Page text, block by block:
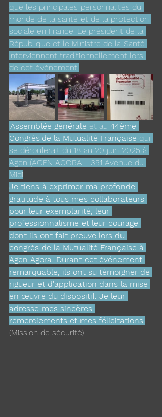
que les principales personnalités du
monde de la santé et de la protection
sociale en France. Le président de la
République et le Ministre de la Santé
interviennent traditionnellement lors
de cet événement.
'Assemblée générale et au 44ème
Congrès de la Mutualité Française qui
se déroulerait du 18 au 20 juin 2025 à
Agen (AGEN AGORA - 351 Avenue du
Midi
Je tiens à exprimer ma profonde
gratitude à tous mes collaborateurs
pour leur exemplarité, leur
professionnalisme et leur courage
dont ils ont fait preuve lors du
congrès de la Mutualité Française à
Agen Agora. Durant cet événement
remarquable, ils ont su témoigner de
rigueur et d'application dans la mise
en œuvre du dispositif. Je leur
adresse mes sincères
remerciements et mes félicitations.
(Mission de sécurité)